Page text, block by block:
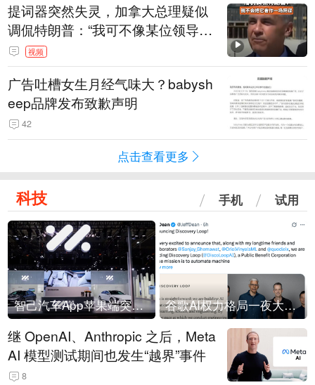
提词器突然失灵，加拿大总理疑似
调侃特朗普：“我可不像某位领导
人，把这当成一场阴谋”，全场哄笑
视频
广告吐槽女生月经气味大？babysh
eep品牌发布致歉声明
42
点击查看更多
科技 手机 试用
智己汽车App苹果端突然“下架” 谷歌AI权力格局一夜大洗牌
继 OpenAI、Anthropic 之后，Meta
AI 模型测试期间也发生“越界”事件
8